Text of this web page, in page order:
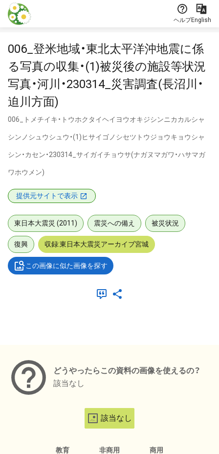
本文に飛ぶ
ヘルプEnglish
006_登米地域・東北太平洋沖地震に係
る写真の収集・(1)被災後の施設等状況
写真・河川・230314_災害調査(長沼川・
迫川方面)
006_トメチイキ・トウホクタイヘイヨウオキジシンニカカルシャ
シンノシュウシュウ・(1)ヒサイゴノシセツトウジョウキョウシャ
シン・カセン・230314_サイガイチョウサ(ナガヌマガワ・ハサマガ
ワホウメン)
提供元サイトで表示
東日本大震災 (2011) 震災への備え 被災状況
復興 収録:東日本大震災アーカイブ宮城
この画像に似た画像を探す
どうやったらこの資料の画像を使えるの？
該当なし
該当なし
教育 非商用 商用